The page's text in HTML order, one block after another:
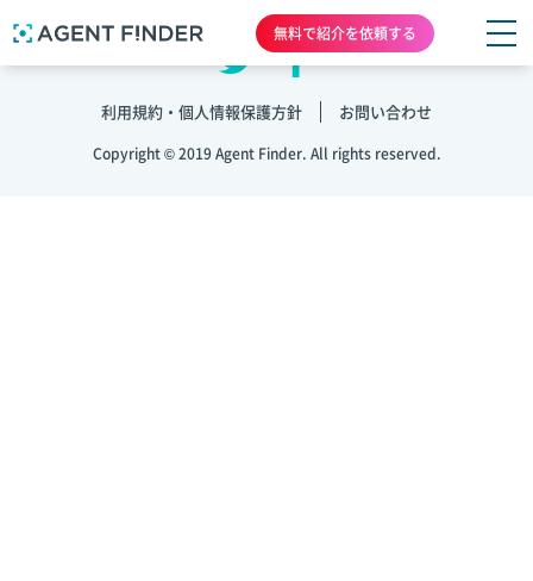
無料で紹介を依頼する
利用規約・個人情報保護方針 お問い合わせ
Copyright © 2019 Agent Finder. All rights reserved.